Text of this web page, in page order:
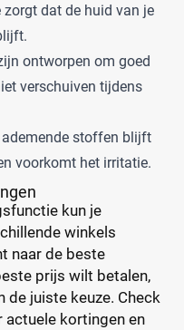
zorgt dat de huid van je
ontworpen om goed
verschuiven tijdens
stoffen blijft
voorkomt het irritatie.
kun je
winkels
naar de beste
prijs wilt betalen,
de juiste keuze. Check
kortingen en